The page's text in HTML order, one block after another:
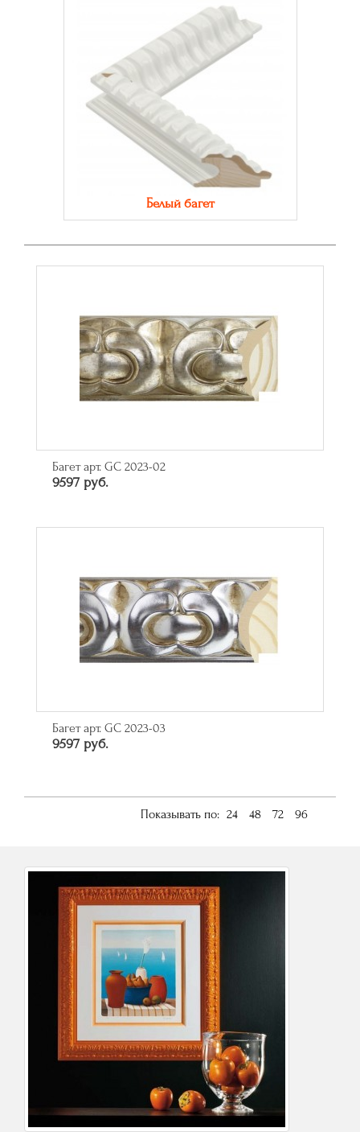
Белый багет
Багет арт. GC 2023-02
9597 руб.
Багет арт. GC 2023-03
9597 руб.
Показывать по: 24 48 72 96